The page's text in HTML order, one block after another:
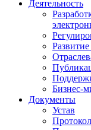
Деятельность
Бизнес-
Документы
Устав